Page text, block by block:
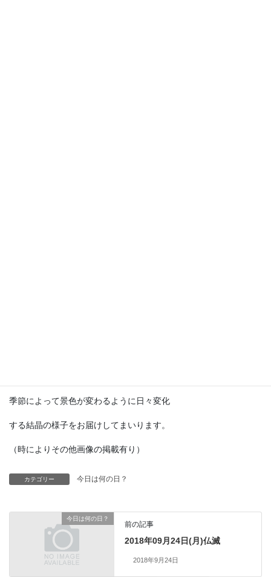
季節によって景色が変わるように日々変化
する結晶の様子をお届けしてまいります。
（時によりその他画像の掲載有り）
カテゴリー 今日は何の日？
今日は何の日？
前の記事
2018年09月24日(月)仏滅
2018年9月24日